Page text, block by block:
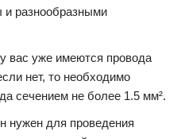
и разнообразными
уже имеются провода
нет, то необходимо
сечением не более 1.5 мм².
нужен для проведения